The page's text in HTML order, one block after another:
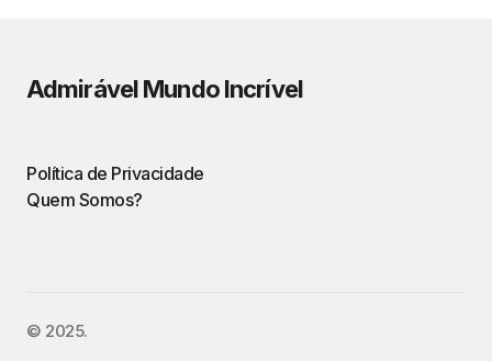
Admirável Mundo Incrível
Política de Privacidade
Quem Somos?
©️ 2025.